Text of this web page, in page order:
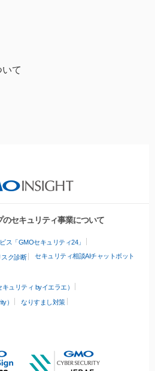
て
セキュリティ事業について
ス「GMOセキュリティ24」
スク診断 セキュリティ相談AIチャットボット
ュリティ byイエラエ）
）
なりすまし対策